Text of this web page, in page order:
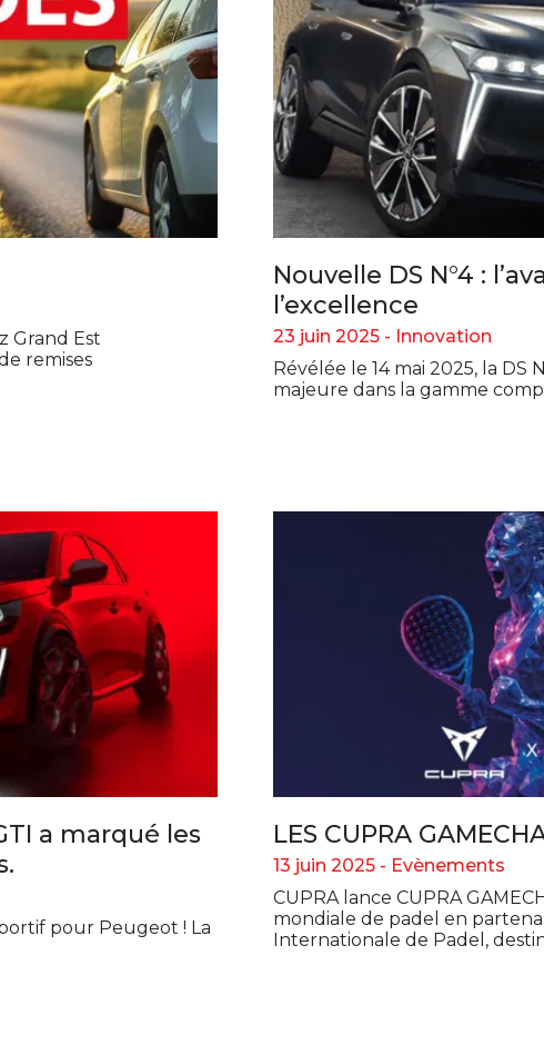
Grand Est
remises
Nouvelle DS N°4 :
l’excellence
23 juin 2025 - Innovation
Révélée le 14 mai 2025, la
majeure dans la gamme
a marqué les
pour Peugeot ! La
LES CUPRA
13 juin 2025 - Evènements
CUPRA lance CUPRA
mondiale de padel en
Internationale de Padel,